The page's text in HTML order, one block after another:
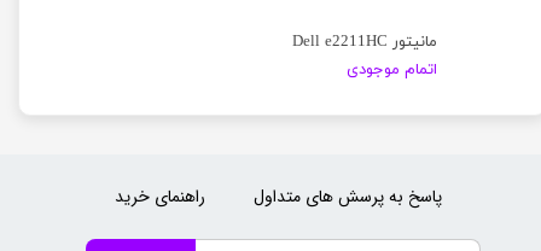
مانیتور Dell e2211HC
اتمام موجودی
راهنمای خرید پاسخ به پرسش های متداول